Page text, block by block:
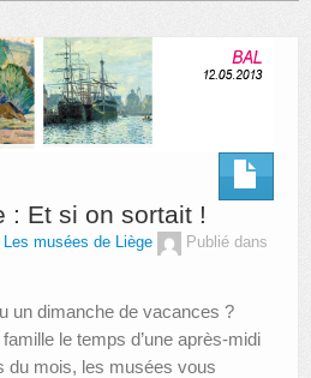
: Et si on sortait !
Les musées de Liège
Publié dans
un dimanche de vacances ?
le temps d’une après-midi
du mois, les musées vous